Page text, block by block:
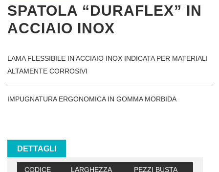
SPATOLA “DURAFLEX” IN
ACCIAIO INOX
LAMA FLESSIBILE IN ACCIAIO INOX INDICATA PER MATERIALI
ALTAMENTE CORROSIVI
IMPUGNATURA ERGONOMICA IN GOMMA MORBIDA
DETTAGLI
CODICE LARGHEZZA
PEZZI BUSTA